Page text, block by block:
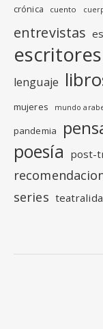
crónica cuento
entrevistas
escritores
lenguaje
mujeres mundo
pandemia
poesía post-
series